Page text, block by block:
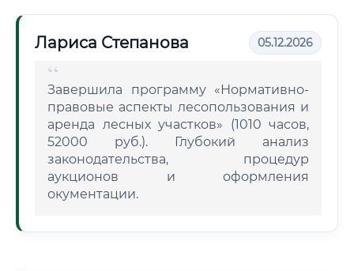
Лариса Степанова 05.12.2026
Завершила программу «Нормативно-
правовые аспекты лесопользования и
аренда лесных участков» (1010 часов,
52000 руб.). Глубокий анализ
законодательства, процедур
аукционов и оформления
окументации.